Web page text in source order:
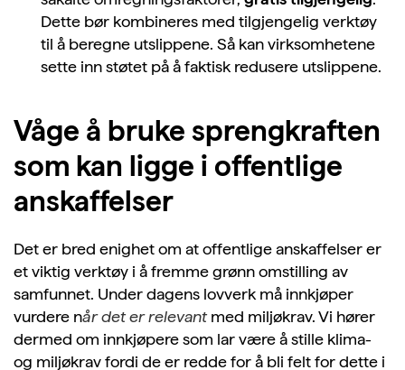
Dette bør kombineres med tilgjengelig verktøy
til å beregne utslippene. Så kan virksomhetene
sette inn støtet på å faktisk redusere utslippene.
Våge å bruke sprengkraften
som kan ligge i offentlige
anskaffelser
Det er bred enighet om at offentlige anskaffelser er
et viktig verktøy i å fremme grønn omstilling av
samfunnet. Under dagens lovverk må innkjøper
vurdere når det er relevantmed miljøkrav.Vi hører
dermed om innkjøpere som lar være å stille klima-
og miljøkrav fordi de er redde for å bli felt for dette i